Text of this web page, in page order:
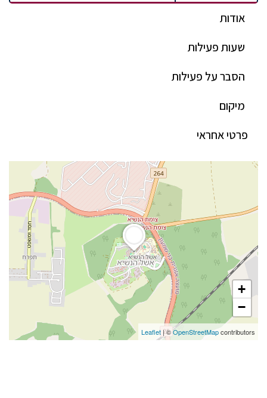
אודות
שעות פעילות
הסבר על פעילות
מיקום
פרטי אחראי
+
−
Leaflet | ©OpenStreetMapcontributors